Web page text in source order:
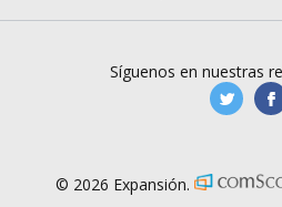
Síguenos en nuestras
© 2026 Expansión.